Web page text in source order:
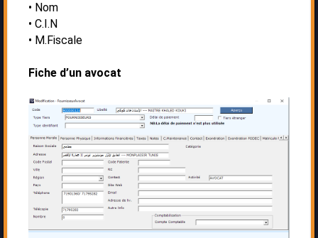
Nom
C.I.N
M.Fiscale
Fiche d’un avocat